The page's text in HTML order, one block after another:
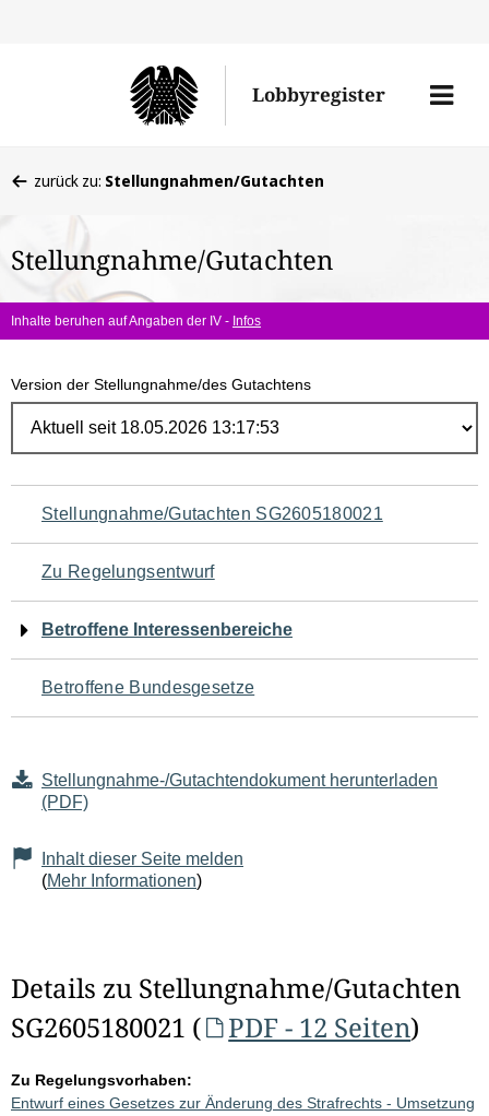
Lobbyregister
Menü
befinden
hier:
zurück zu: Stellungnahmen/Gutachten
Stellungnahme/Gutachten
Inhalte beruhen auf Angaben der IV - Infos
Version der Stellungnahme/des Gutachtens
Navigation
für
den
Seiteninhalt
Stellungnahme/Gutachten SG2605180021
Zu Regelungsentwurf
Betroffene Interessenbereiche
Betroffene Bundesgesetze
Stellungnahme-/Gutachtendokument herunterladen
(PDF)
Inhalt dieser Seite melden
(Mehr Informationen)
Details zu Stellungnahme/Gutachten
SG2605180021 (
PDF - 12 Seiten)
Zu Regelungsvorhaben:
Entwurf eines Gesetzes zur Änderung des Strafrechts - Umsetzung